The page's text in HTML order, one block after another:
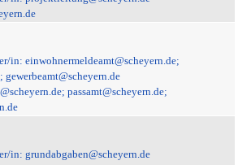
passamt@scheyern.de;